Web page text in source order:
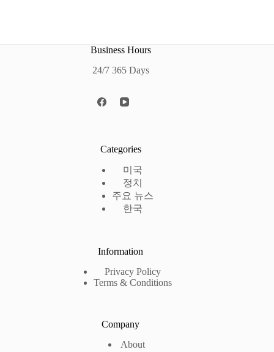
Business Hours
24/7 365 Days
Categories
미국
정치
주요 뉴스
한국
Information
Privacy Policy
Terms & Conditions
Company
About